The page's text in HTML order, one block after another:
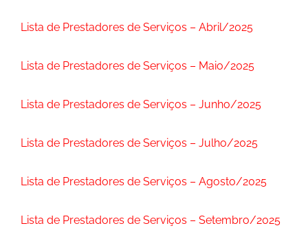
Lista de Prestadores de Serviços – Abril/2025
Lista de Prestadores de Serviços – Maio/2025
Lista de Prestadores de Serviços – Junho/2025
Lista de Prestadores de Serviços – Julho/2025
Lista de Prestadores de Serviços – Agosto/2025
Lista de Prestadores de Serviços – Setembro/2025